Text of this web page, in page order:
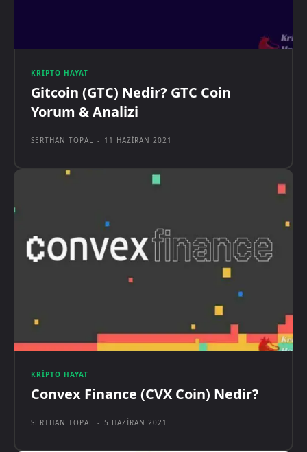
KRIPTO HAYAT
Gitcoin (GTC) Nedir? GTC Coin
Yorum & Analizi
SERTHAN TOPAL - 11 HAZIRAN 2021
KRIPTO HAYAT
Convex Finance (CVX Coin) Nedir?
SERTHAN TOPAL - 5 HAZIRAN 2021